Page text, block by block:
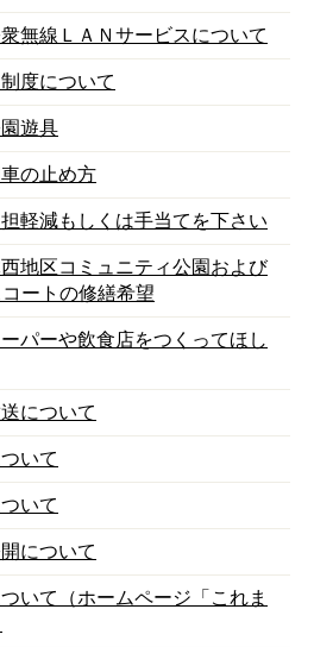
無線ＬＡＮサービスについて
度について
遊具
の止め方
軽減もしくは手当てを下さい
地区コミュニティ公園および
ートの修繕希望
パーや飲食店をつくってほし
について
いて
いて
について
いて（ホームページ「これま